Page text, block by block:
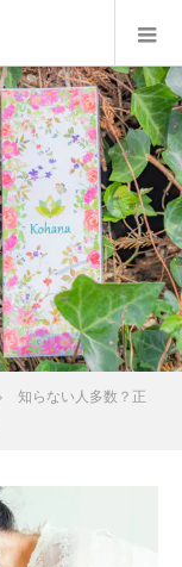
知らない人多数？正